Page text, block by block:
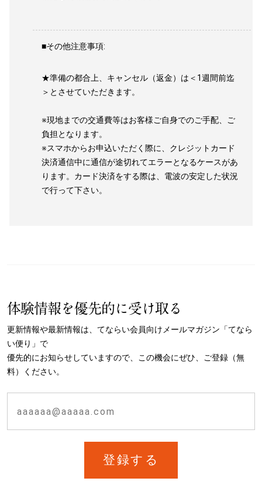
■その他注意事項:
★準備の都合上、キャンセル（返金）は＜1週間前迄
＞とさせていただきます。
※現地までの交通費等はお客様ご自身でのご手配、ご
負担となります。
※スマホからお申込いただく際に、クレジットカード
決済通信中に通信が途切れてエラーとなるケースがあ
ります。カード決済をする際は、電波の安定した状況
で行って下さい。
体験情報を優先的に受け取る
更新情報や最新情報は、てならい会員向けメールマガジン「てなら
い便り」で
優先的にお知らせしていますので、この機会にぜひ、ご登録（無
料）ください。
登録する